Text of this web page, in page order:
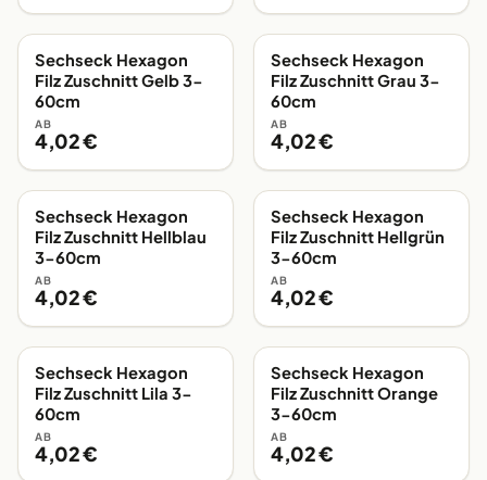
EIGENE FERTIGUNG
Sechseck Hexagon
Filz Zuschnitt Gelb 3-
60cm
AB
4,02 €
EIGENE FERTIGUNG
Sechseck Hexagon
Filz Zuschnitt Grau 3-
60cm
AB
4,02 €
EIGENE FERTIGUNG
Sechseck Hexagon
Filz Zuschnitt Hellblau
3-60cm
AB
4,02 €
EIGENE FERTIGUNG
Sechseck Hexagon
Filz Zuschnitt Hellgrün
3-60cm
AB
4,02 €
EIGENE FERTIGUNG
Sechseck Hexagon
Filz Zuschnitt Lila 3-
60cm
AB
4,02 €
EIGENE FERTIGUNG
Sechseck Hexagon
Filz Zuschnitt Orange
3-60cm
AB
4,02 €